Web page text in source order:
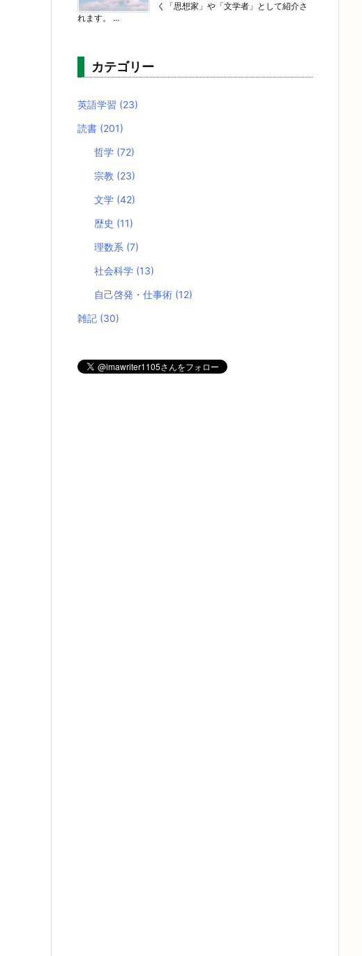
く「思想家」や「文学者」として紹介さ
れます。 ...
カテゴリー
英語学習 (23)
読書 (201)
哲学 (72)
宗教 (23)
文学 (42)
歴史 (11)
理数系 (7)
社会科学 (13)
自己啓発・仕事術 (12)
雑記 (30)